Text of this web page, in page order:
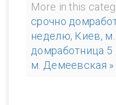
More in this
срочно
неделю, Киев,
домработница
м. Демеевская »